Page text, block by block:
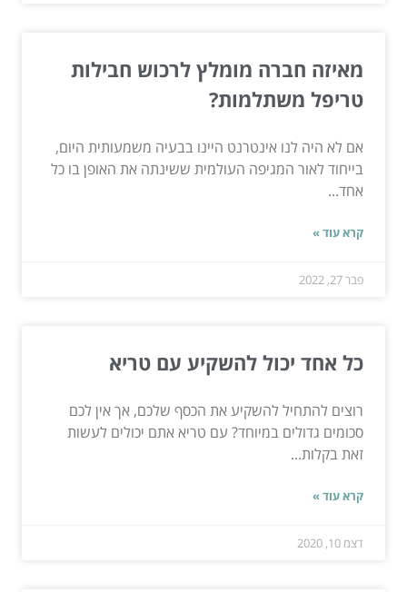
מאיזה חברה מומלץ לרכוש חבילות
טריפל משתלמות?
אם לא היה לנו אינטרנט היינו בבעיה משמעותית היום,
בייחוד לאור המגיפה העולמית ששינתה את האופן בו כל
אחד...
קרא עוד »
פבר 27, 2022
כל אחד יכול להשקיע עם טריא
רוצים להתחיל להשקיע את הכסף שלכם, אך אין לכם
סכומים גדולים במיוחד? עם טריא אתם יכולים לעשות
זאת בקלות...
קרא עוד »
דצמ 10, 2020